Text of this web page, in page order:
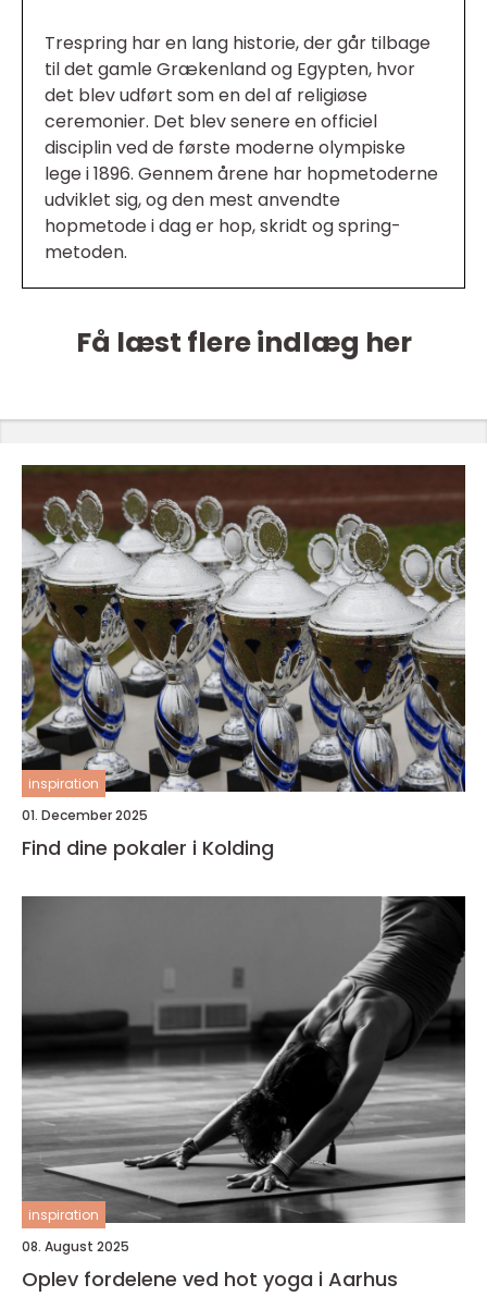
Trespring har en lang historie, der går tilbage
til det gamle Grækenland og Egypten, hvor
det blev udført som en del af religiøse
ceremonier. Det blev senere en officiel
disciplin ved de første moderne olympiske
lege i 1896. Gennem årene har hopmetoderne
udviklet sig, og den mest anvendte
hopmetode i dag er hop, skridt og spring-
metoden.
Få læst flere indlæg her
inspiration
01. December 2025
Find dine pokaler i Kolding
inspiration
08. August 2025
Oplev fordelene ved hot yoga i Aarhus